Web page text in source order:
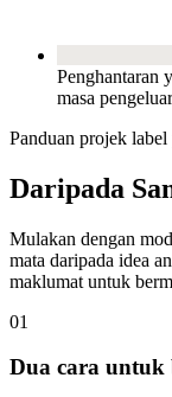
Penghantaran
masa
Panduan projek label
Daripada
Mulakan dengan
mata daripada idea
maklumat untuk
01
Dua cara untuk